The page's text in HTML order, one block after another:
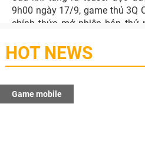
9h00 ngày 17/9, game thủ 3Q
chính thức mở phiên bản thử
HOT NEWS
Game mobile